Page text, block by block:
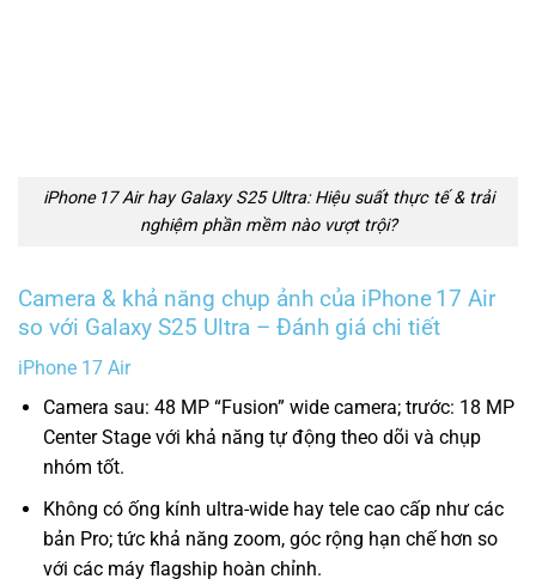
iPhone 17 Air hay Galaxy S25 Ultra: Hiệu suất thực tế & trải
nghiệm phần mềm nào vượt trội?
Camera & khả năng chụp ảnh của iPhone 17 Air
so với Galaxy S25 Ultra – Đánh giá chi tiết
iPhone 17 Air
Camera sau: 48 MP “Fusion” wide camera; trước: 18 MP
Center Stage với khả năng tự động theo dõi và chụp
nhóm tốt.
Không có ống kính ultra-wide hay tele cao cấp như các
bản Pro; tức khả năng zoom, góc rộng hạn chế hơn so
với các máy flagship hoàn chỉnh.